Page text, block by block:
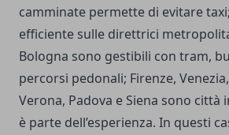
camminate permette di evitare
efficiente sulle direttrici
Bologna sono gestibili con tram,
percorsi pedonali; Firenze,
Verona, Padova e Siena sono città
è parte dell’esperienza. In questi